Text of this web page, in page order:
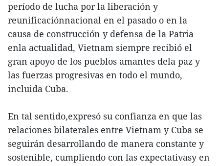
período de lucha por la liberación y
reunificaciónnacional en el pasado o en la
causa de construcción y defensa de la Patria
enla actualidad, Vietnam siempre recibió el
gran apoyo de los pueblos amantes dela paz y
las fuerzas progresivas en todo el mundo,
incluida Cuba.
En tal sentido,expresó su confianza en que las
relaciones bilaterales entre Vietnam y Cuba se
seguirán desarrollando de manera constante y
sostenible, cumpliendo con las expectativasy en